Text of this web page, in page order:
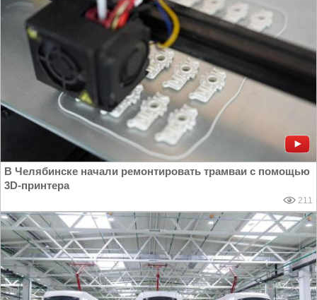
В Челябинске начали ремонтировать трамваи с помощью
3D-принтера
211